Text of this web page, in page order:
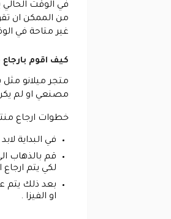
في الوقت الحالي
من الممكن ان
غير متاحة في
كيف اقوم بارجاع
متجر ميلانو مثل
مصنعي او لم يكن
خطوات ارجاع
في البداية
قم بالذهاب
لكي يتم ارجاع
بعد ذلك يتم
او الفيزا .